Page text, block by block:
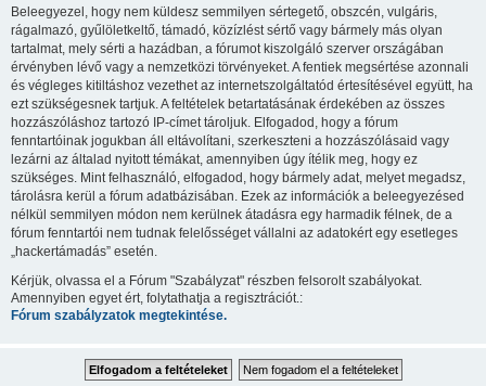
Beleegyezel, hogy nem küldesz semmilyen sértegető, obszcén, vulgáris,
rágalmazó, gyűlöletkeltő, támadó, közízlést sértő vagy bármely más olyan
tartalmat, mely sérti a hazádban, a fórumot kiszolgáló szerver országában
érvényben lévő vagy a nemzetközi törvényeket. A fentiek megsértése azonnali
és végleges kitiltáshoz vezethet az internetszolgáltatód értesítésével együtt, ha
ezt szükségesnek tartjuk. A feltételek betartatásának érdekében az összes
hozzászóláshoz tartozó IP-címet tároljuk. Elfogadod, hogy a fórum
fenntartóinak jogukban áll eltávolítani, szerkeszteni a hozzászólásaid vagy
lezárni az általad nyitott témákat, amennyiben úgy ítélik meg, hogy ez
szükséges. Mint felhasználó, elfogadod, hogy bármely adat, melyet megadsz,
tárolásra kerül a fórum adatbázisában. Ezek az információk a beleegyezésed
nélkül semmilyen módon nem kerülnek átadásra egy harmadik félnek, de a
fórum fenntartói nem tudnak felelősséget vállalni az adatokért egy esetleges
„hackertámadás” esetén.
Kérjük, olvassa el a Fórum "Szabályzat" részben felsorolt szabályokat.
Amennyiben egyet ért, folytathatja a regisztrációt.:
Fórum szabályzatok megtekintése.